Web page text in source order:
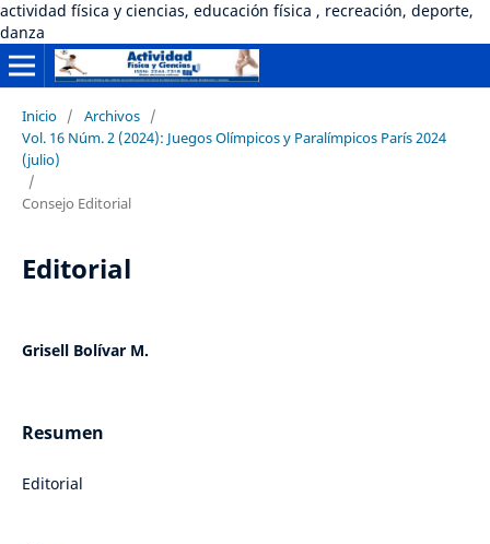
actividad física y ciencias, educación física , recreación, deporte,
danza
Inicio / Archivos /
Vol. 16 Núm. 2 (2024): Juegos Olímpicos y Paralímpicos París 2024
(julio)
/
Consejo Editorial
Editorial
Grisell Bolívar M.
Resumen
Editorial